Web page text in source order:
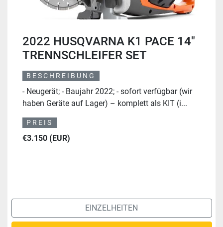
2022 HUSQVARNA K1 PACE 14"
TRENNSCHLEIFER SET
BESCHREIBUNG
- Neugerät; - Baujahr 2022; - sofort verfügbar (wir
haben Geräte auf Lager) – komplett als KIT (i...
PREIS
€3.150 (EUR)
EINZELHEITEN